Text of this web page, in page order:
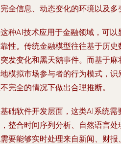
全信息、动态变化的环境以及多
种AI技术应用于金融领域，可
性。传统金融模型往往基于历
发变化和黑天鹅事件。而基于
模拟市场参与者的行为模式，
完全的情况下做出合理推断。
础软件开发层面，这类AI系统
整合时间序列分析、自然语言
要能够实时处理来自新闻、财